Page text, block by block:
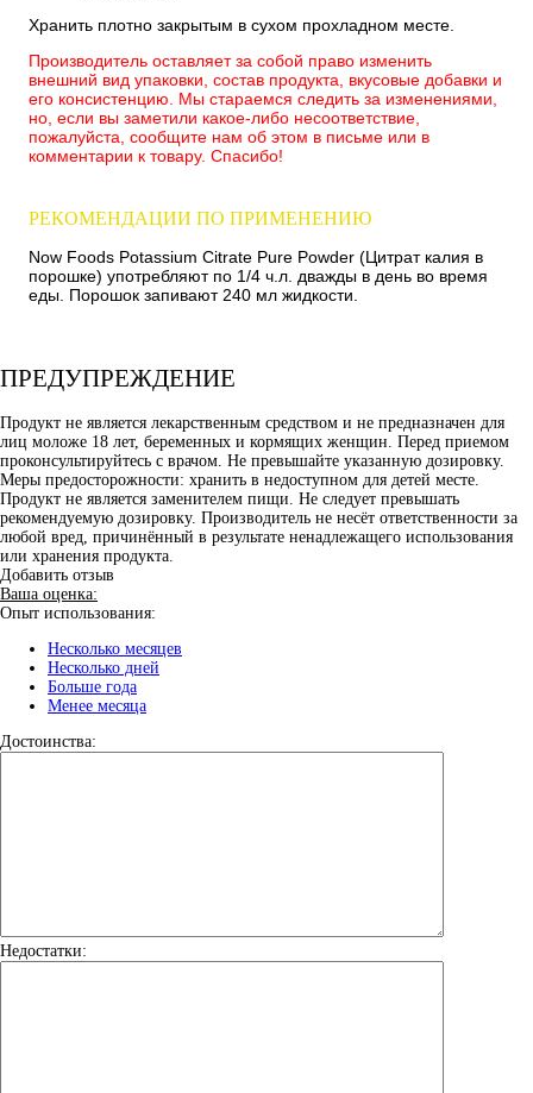
Хранить плотно закрытым в сухом прохладном месте.
Производитель оставляет за собой право изменить
внешний вид упаковки, состав продукта, вкусовые добавки и
его консистенцию. Мы стараемся следить за изменениями,
но, если вы заметили какое-либо несоответствие,
пожалуйста, сообщите нам об этом в письме или в
комментарии к товару. Спасибо!
РЕКОМЕНДАЦИИ ПО ПРИМЕНЕНИЮ
Now Foods Potassium Citrate Pure Powder (Цитрат калия в
порошке) употребляют по 1/4 ч.л. дважды в день во время
еды. Порошок запивают 240 мл жидкости.
ПРЕДУПРЕЖДЕНИЕ
Продукт не является лекарственным средством и не предназначен для
лиц моложе 18 лет, беременных и кормящих женщин. Перед приемом
проконсультируйтесь с врачом. Не превышайте указанную дозировку.
Меры предосторожности: хранить в недоступном для детей месте.
Продукт не является заменителем пищи. Не следует превышать
рекомендуемую дозировку. Производитель не несёт ответственности за
любой вред, причинённый в результате ненадлежащего использования
или хранения продукта.
Добавить отзыв
Ваша оценка:
Опыт использования:
Несколько месяцев
Несколько дней
Больше года
Менее месяца
Достоинства:
Недостатки: